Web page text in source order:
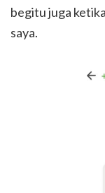
begitu juga
saya.